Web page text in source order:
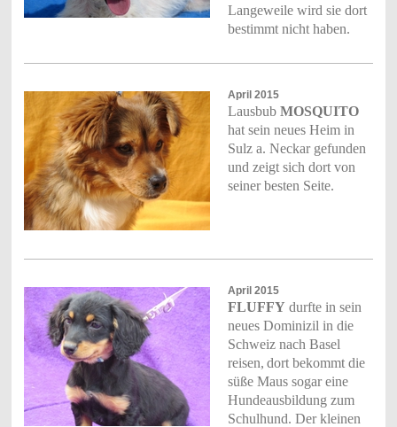
Langeweile wird sie dort
bestimmt nicht haben.
April 2015
Lausbub MOSQUITO
hat sein neues Heim in
Sulz a. Neckar gefunden
und zeigt sich dort von
seiner besten Seite.
April 2015
FLUFFY durfte in sein
neues Dominizil in die
Schweiz nach Basel
reisen, dort bekommt die
süße Maus sogar eine
Hundeausbildung zum
Schulhund. Der kleinen